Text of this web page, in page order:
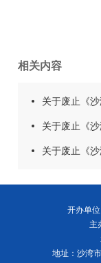
相关内容
关于废止《沙
关于废止《沙
关于废止《沙湾县
开办单
主
地址：沙湾